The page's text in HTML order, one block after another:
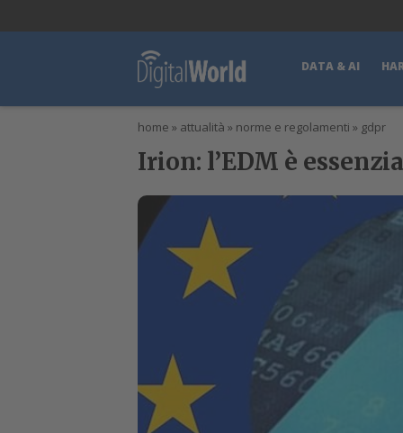
DATA & AI
home » attualità » norme e regolamenti » gdpr
Irion: l’EDM è